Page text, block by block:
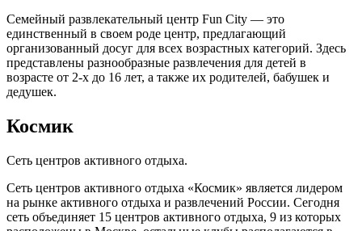
Семейный развлекательный центр Fun City — это
единственный в своем роде центр, предлагающий
организованный досуг для всех возрастных категорий. Здесь
представлены разнообразные развлечения для детей в
возрасте от 2-х до 16 лет, а также их родителей, бабушек и
дедушек.
Космик
Сеть центров активного отдыха.
Сеть центров активного отдыха «Космик» является лидером
на рынке активного отдыха и развлечений России. Сегодня
сеть объединяет 15 центров активного отдыха, 9 из которых